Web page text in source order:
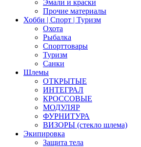
Эмали и краски
Прочие материалы
Хобби | Cпорт | Туризм
Охота
Рыбалка
Спорттовары
Туризм
Санки
Шлемы
ОТКРЫТЫЕ
ИНТЕГРАЛ
КРОССОВЫЕ
МОДУЛЯР
ФУРНИТУРА
ВИЗОРЫ (стекло шлема)
Экипировка
Защита тела